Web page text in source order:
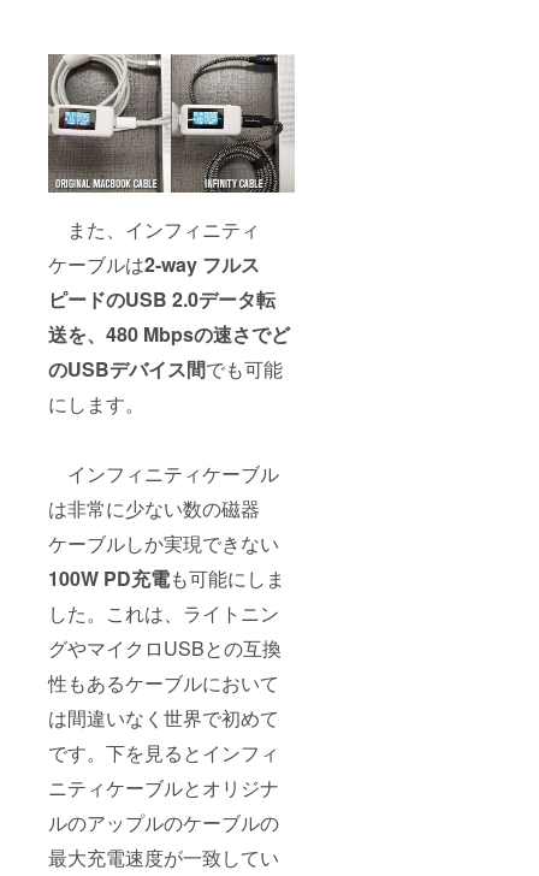
また、インフィニティ
ケーブルは2-way フルス
ピードのUSB 2.0データ転
送を、480 Mbpsの速さでど
のUSBデバイス間でも可能
にします。
インフィニティケーブル
は非常に少ない数の磁器
ケーブルしか実現できない
100W PD充電も可能にしま
した。これは、ライトニン
グやマイクロUSBとの互換
性もあるケーブルにおいて
は間違いなく世界で初めて
です。下を見るとインフィ
ニティケーブルとオリジナ
ルのアップルのケーブルの
最大充電速度が一致してい